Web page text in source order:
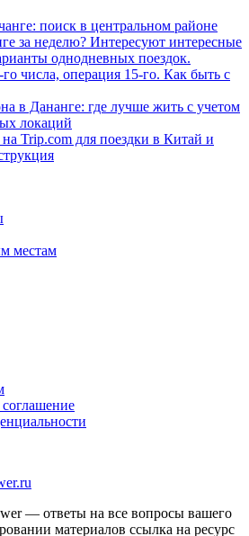
поиск в центральном районе
за неделю? Интересуют интересные
однодневных поездок.
числа, операция 15-го. Как быть с
в Дананге: где лучше жить с учетом
локаций
Trip.com для поездки в Китай и
местам
соглашение
— ответы на все вопросы вашего
материалов ссылка на ресурс